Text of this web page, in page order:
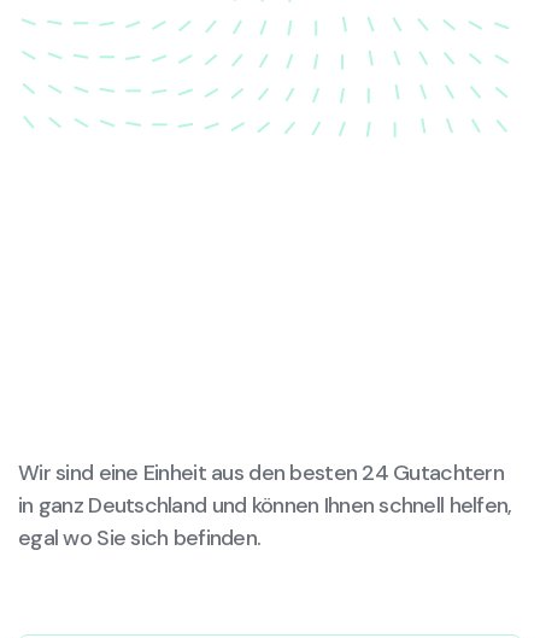
wieder in ihren ursprünglichen Zustand gebracht
wird.
Wir sind eine Einheit aus den besten 24 Gutachtern
in ganz Deutschland und können Ihnen schnell helfen,
egal wo Sie sich befinden.